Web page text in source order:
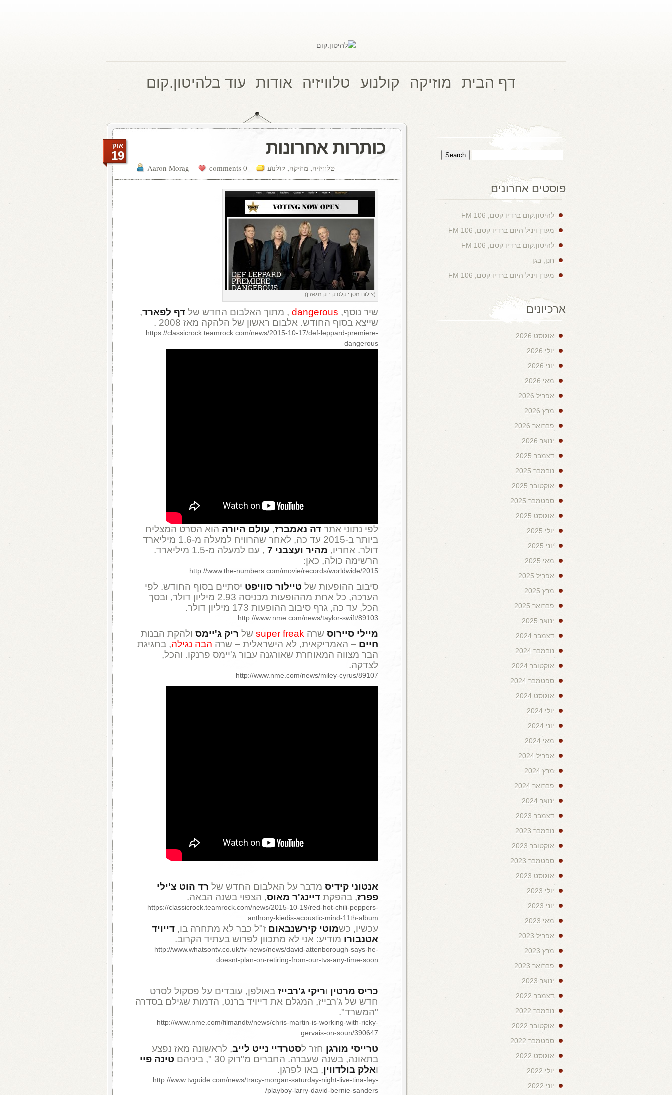
דף הבית מוזיקה קולנוע טלוויזיה אודות עוד בלהיטון.קום
כותרות אחרונות
Aaron Morag 0 comments טלוויזיה, מוזיקה, קולנוע
אוק
19
(צילום מסך: קלסיק רוק מגאזין)
שיר נוסף, dangerous , מתוך האלבום החדש של דף לפארד,
שייצא בסוף החודש. אלבום ראשון של הלהקה מאז 2008 .
https://classicrock.teamrock.com/news/2015-10-17/def-leppard-premiere-
dangerous
לפי נתוני אתר דה נאמברז, עולם היורה הוא הסרט המצליח
ביותר ב-2015 עד כה, לאחר שהרוויח למעלה מ-1.6 מיליארד
דולר. אחריו, מהיר ועצבני 7
, עם למעלה מ-1.5 מיליארד.
הרשימה כולה, כאן:
http://www.the-numbers.com/movie/records/worldwide/2015
סיבוב ההופעות של טיילור סוויפט יסתיים בסוף החודש. לפי
הערכה, כל אחת מההופעות מכניסה 2.93 מיליון דולר, ובסך
הכל, עד כה, גרף סיבוב ההופעות 173 מיליון דולר.
http://www.nme.com/news/taylor-swift/89103
מיילי סיירוס שרה super freak של ריק ג'יימס ולהקת הבנות
חיים – האמריקאית, לא הישראלית – שרה הבה נגילה, בחגיגת
הבר מצווה המאוחרת שאורגנה עבור ג'יימס פרנקו. והכל,
לצדקה.
http://www.nme.com/news/miley-cyrus/89107
אנטוני קידיס מדבר על האלבום החדש של רד הוט צ'ילי
פפרז, בהפקת דיינג'ר מאוס, הצפוי בשנה הבאה.
https://classicrock.teamrock.com/news/2015-10-19/red-hot-chili-peppers-
anthony-kiedis-acoustic-mind-11th-album
עכשיו, כשמוטי קירשנבאום ז"ל כבר לא מתחרה בו, דייויד
אטנבורו מודיע: אני לא מתכוון לפרוש בעתיד הקרוב.
http://www.whatsontv.co.uk/tv-news/news/david-attenborough-says-he-
doesnt-plan-on-retiring-from-our-tvs-any-time-soon
כריס מרטין וריקי ג'רבייז באולפן, עובדים על פסקול לסרט
חדש של ג'רבייז, המגלם את דייויד ברנט, הדמות שגילם בסדרה
"המשרד".
http://www.nme.com/filmandtv/news/chris-martin-is-working-with-ricky-
gervais-on-soun/390647
טרייסי מורגן חזר לסטרדיי נייט לייב, לראשונה מאז נפצע
בתאונה, בשנה שעברה. החברים מ"רוק 30 ", ביניהם
טינה פיי
ואלק בולדווין, באו לפרגן.
http://www.tvguide.com/news/tracy-morgan-saturday-night-live-tina-fey-
playboy-larry-david-bernie-sanders/
פוסטים אחרונים
להיטון.קום ברדיו קסם, 106 FM
מעדן ויניל היום ברדיו קסם, 106 FM
להיטון.קום ברדיו קסם, 106 FM
חנן, בגן
מעדן ויניל היום ברדיו קסם, 106 FM
ארכיונים
אוגוסט 2026
יולי 2026
יוני 2026
מאי 2026
אפריל 2026
מרץ 2026
פברואר 2026
ינואר 2026
דצמבר 2025
נובמבר 2025
אוקטובר 2025
ספטמבר 2025
אוגוסט 2025
יולי 2025
יוני 2025
מאי 2025
אפריל 2025
מרץ 2025
פברואר 2025
ינואר 2025
דצמבר 2024
נובמבר 2024
אוקטובר 2024
ספטמבר 2024
אוגוסט 2024
יולי 2024
יוני 2024
מאי 2024
אפריל 2024
מרץ 2024
פברואר 2024
ינואר 2024
דצמבר 2023
נובמבר 2023
אוקטובר 2023
ספטמבר 2023
אוגוסט 2023
יולי 2023
יוני 2023
מאי 2023
אפריל 2023
מרץ 2023
פברואר 2023
ינואר 2023
דצמבר 2022
נובמבר 2022
אוקטובר 2022
ספטמבר 2022
אוגוסט 2022
יולי 2022
יוני 2022